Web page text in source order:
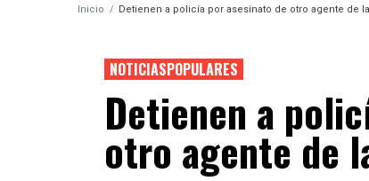
Inicio / Detienen a policía por asesinato de otro agente de la
NOTICIASPOPULARES
Detienen a
otro agente de